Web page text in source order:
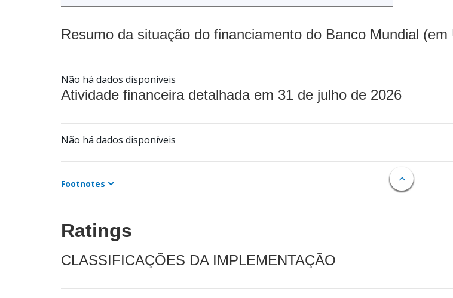
Resumo da situação do financiamento do Banco Mundial
Não há dados disponíveis
Atividade financeira detalhada em 31 de julho de 2026
Não há dados disponíveis
Footnotes
Ratings
CLASSIFICAÇÕES DA IMPLEMENTAÇÃO